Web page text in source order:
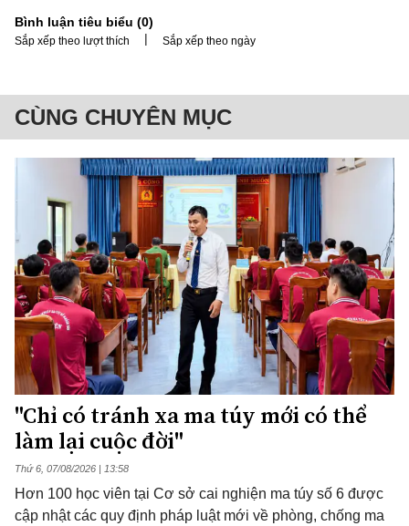
Bình luận tiêu biểu (0)
Sắp xếp theo lượt thích | Sắp xếp theo ngày
CÙNG CHUYÊN MỤC
"Chỉ có tránh xa ma túy mới có thể
làm lại cuộc đời"
Thứ 6, 07/08/2026 | 13:58
Hơn 100 học viên tại Cơ sở cai nghiện ma túy số 6 được
cập nhật các quy định pháp luật mới về phòng, chống ma